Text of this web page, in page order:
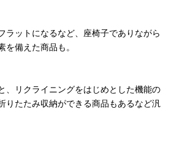
ラットになるなど、座椅子でありながら
を備えた商品も。
、リクライニングをはじめとした機能の
りたたみ収納ができる商品もあるなど汎